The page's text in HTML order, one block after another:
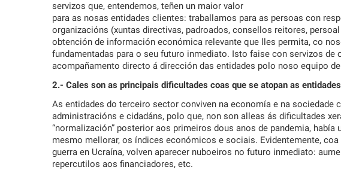
servizos que, entendemos, teñen un maior valor
para as nosas entidades clientes: traballamos para as persoas con
organizacións (xuntas directivas, padroados, consellos reitores,
obtención de información económica relevante que lles permita, co
fundamentadas para o seu futuro inmediato. Isto faise con servizos
acompañamento directo á dirección das entidades polo noso equipo
2.- Cales son as principais dificultades coas que se atopan as
As entidades do terceiro sector conviven na economía e na sociedade
administracións e cidadáns, polo que, non son alleas ás dificultades
“normalización” posterior aos primeiros dous anos de pandemia, había
mesmo mellorar, os índices económicos e sociais. Evidentemente,
guerra en Ucraína, volven aparecer nuboeiros no futuro inmediato:
repercutilos aos financiadores, etc.